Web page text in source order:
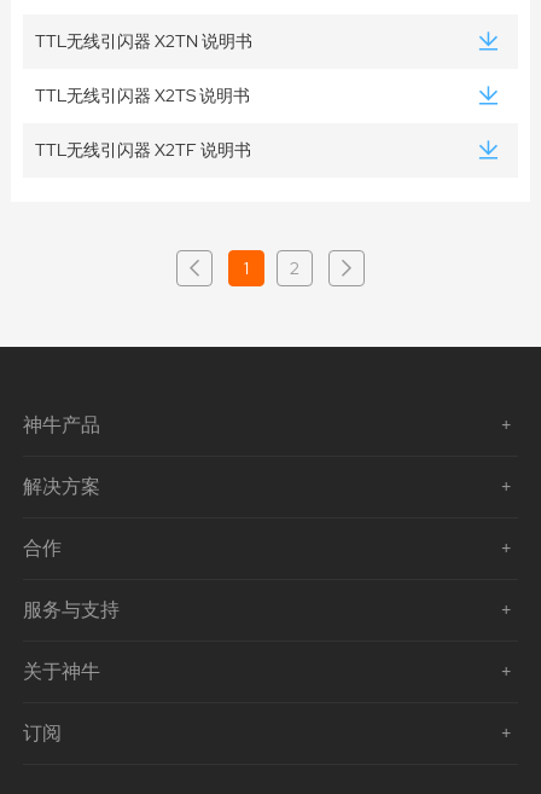
TTL无线引闪器 X2TN 说明书
TTL无线引闪器 X2TS 说明书
TTL无线引闪器 X2TF 说明书
1 2
神牛产品
解决方案
合作
服务与支持
关于神牛
订阅